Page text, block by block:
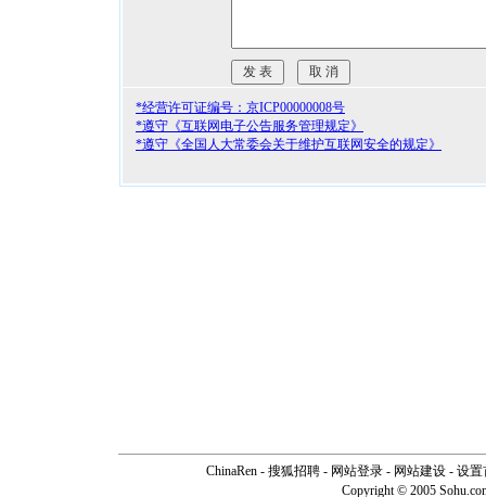
*经营许可证编号：京ICP00000008号
*遵守《互联网电子公告服务管理规定》
*遵守《全国人大常委会关于维护互联网安全的规定》
ChinaRen - 搜狐招聘 - 网站登录 - 网站建设 - 设置
Copyright © 2005